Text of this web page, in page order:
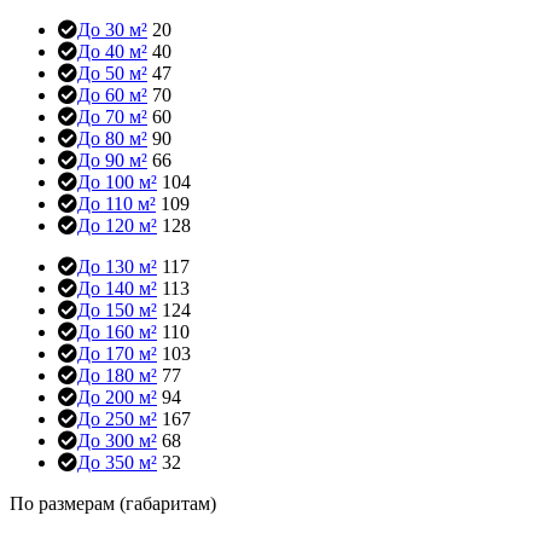
До 30 м² 20
До 40 м² 40
До 50 м² 47
До 60 м² 70
До 70 м² 60
До 80 м² 90
До 90 м² 66
До 100 м² 104
До 110 м² 109
До 120 м² 128
До 130 м² 117
До 140 м² 113
До 150 м² 124
До 160 м² 110
До 170 м² 103
До 180 м² 77
До 200 м² 94
До 250 м² 167
До 300 м² 68
До 350 м² 32
По размерам (габаритам)